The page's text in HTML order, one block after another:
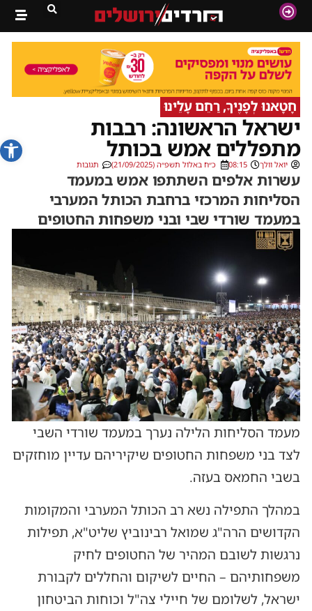
פתח
חָטָאנוּ לְפָנֶיךָ, רַחֵם עָלֵינוּ
ישראל הראשונה: רבבות
מתפללים אמש בכותל
יואל וולך 08:15 כ״ח באלול תשפ״ה (21/09/2025) תגובות
עשרות אלפים השתתפו אמש במעמד
הסליחות המרכזי ברחבת הכותל המערבי
במעמד שורדי שבי ובני משפחות החטופים
מעמד הסליחות הלילה נערך במעמד שורדי השבי
לצד בני משפחות החטופים שיקיריהם עדיין מוחזקים
בשבי החמאס בעזה.
במהלך התפילה נשא רב הכותל המערבי והמקומות
הקדושים הרה"ג שמואל רבינוביץ שליט"א, תפילות
נרגשות לשובם המהיר של החטופים לחיק
משפחותיהם – החיים לשיקום והחללים לקבורת
ישראל, לשלומם של חיילי צה"ל וכוחות הביטחון